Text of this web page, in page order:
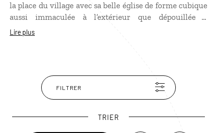
la place du village avec sa belle église de forme cubique
aussi immaculée à l’extérieur que dépouillée à
l’intérieur. Autour de la place, baladez-vous dans les
peu comme celui de Saint-Tropez, mais en version
hippie chic.
Lire plus
FILTRER
TRIER